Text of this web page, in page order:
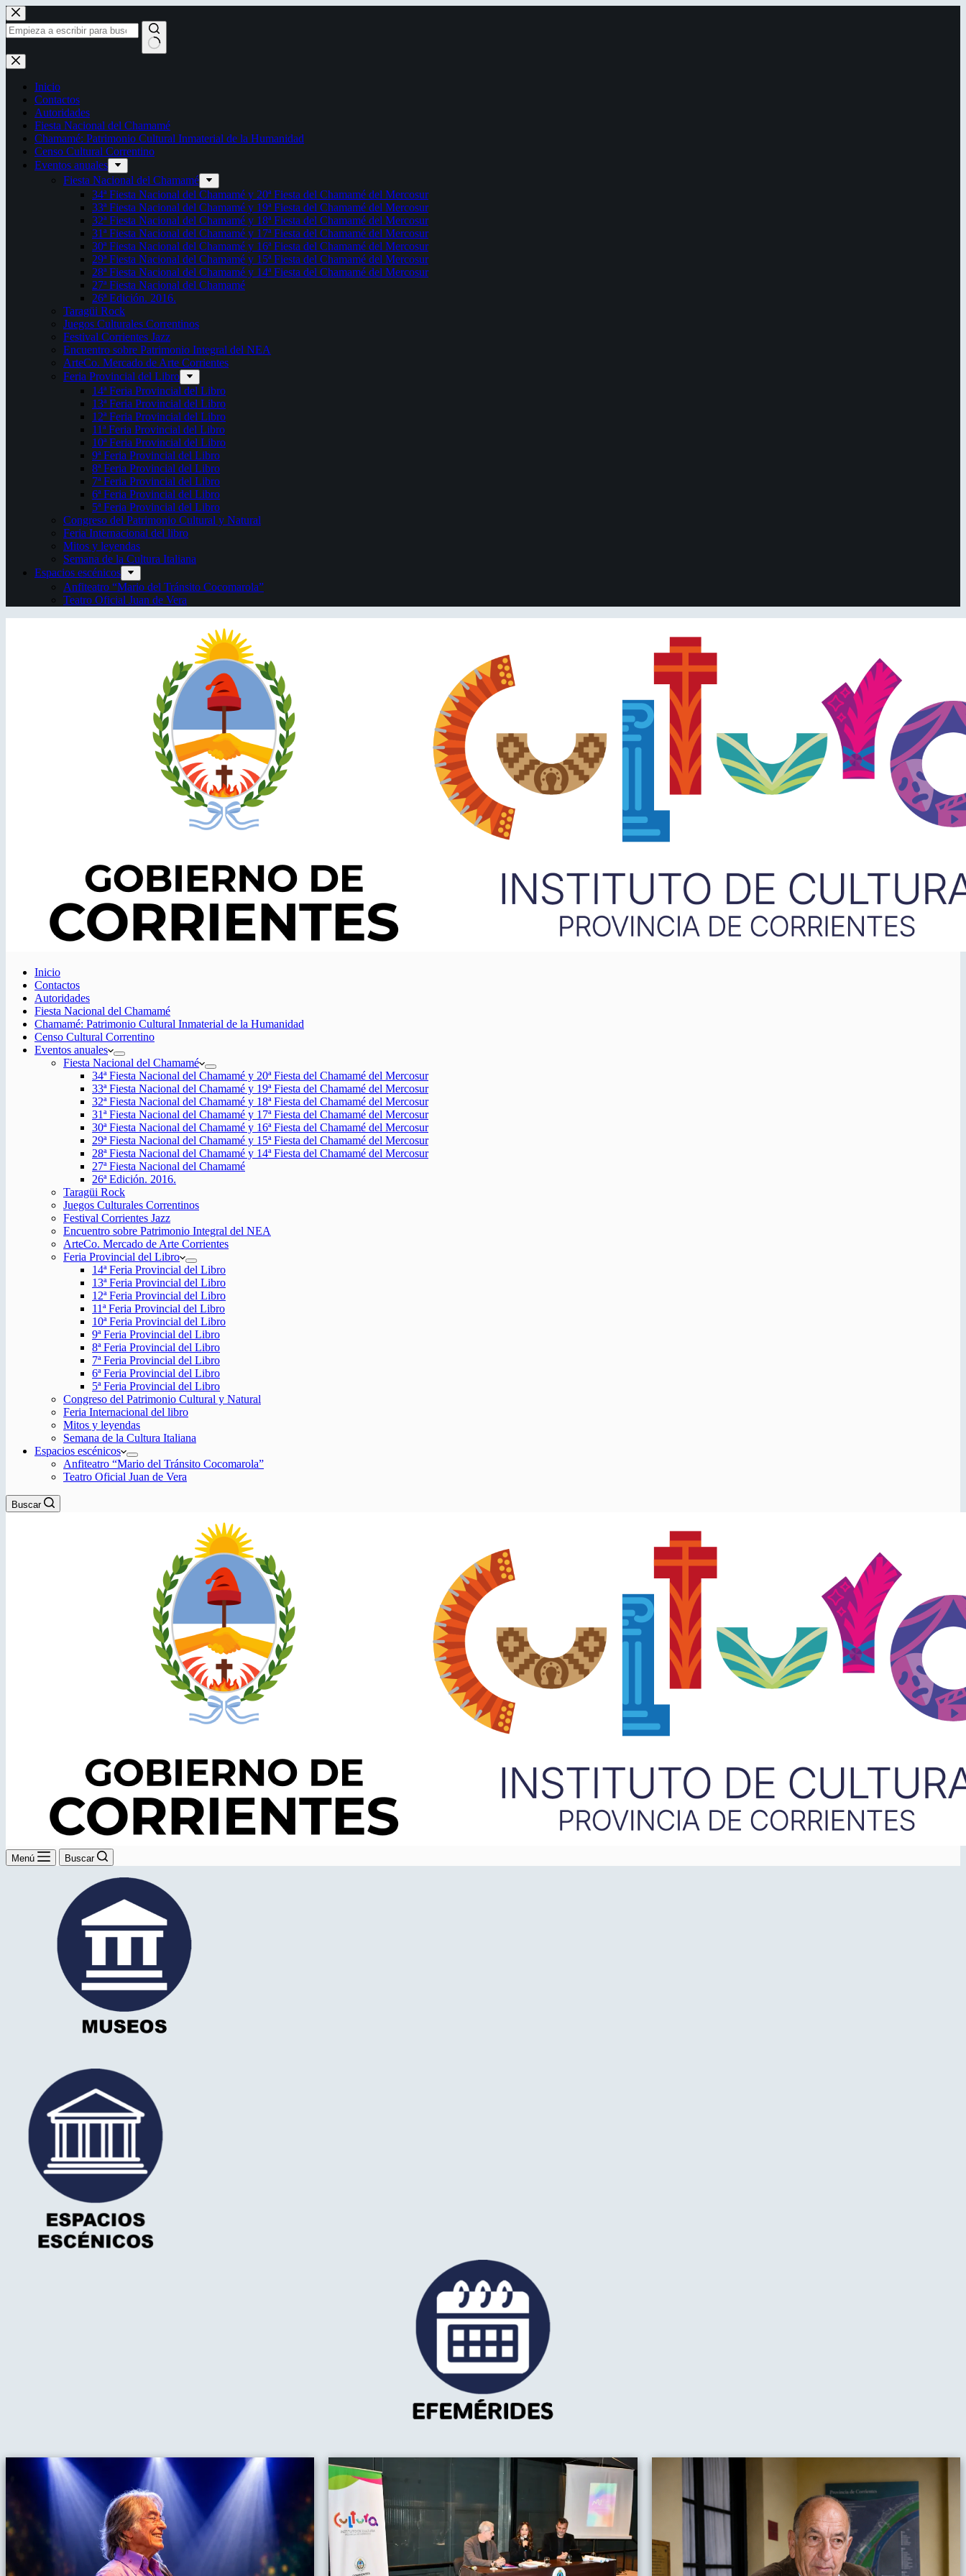
Saltar
al
contenido
Sin
resultados
Inicio
Contactos
Autoridades
Fiesta Nacional del Chamamé
Chamamé: Patrimonio Cultural Inmaterial de la Humanidad
Censo Cultural Correntino
Eventos anuales
Fiesta Nacional del Chamamé
34ª Fiesta Nacional del Chamamé y 20ª Fiesta del Chamamé del Mercosur
33ª Fiesta Nacional del Chamamé y 19ª Fiesta del Chamamé del Mercosur
32ª Fiesta Nacional del Chamamé y 18ª Fiesta del Chamamé del Mercosur
31ª Fiesta Nacional del Chamamé y 17ª Fiesta del Chamamé del Mercosur
30ª Fiesta Nacional del Chamamé y 16ª Fiesta del Chamamé del Mercosur
29ª Fiesta Nacional del Chamamé y 15ª Fiesta del Chamamé del Mercosur
28ª Fiesta Nacional del Chamamé y 14ª Fiesta del Chamamé del Mercosur
27ª Fiesta Nacional del Chamamé
26ª Edición. 2016.
Taragüi Rock
Juegos Culturales Correntinos
Festival Corrientes Jazz
Encuentro sobre Patrimonio Integral del NEA
ArteCo. Mercado de Arte Corrientes
Feria Provincial del Libro
14ª Feria Provincial del Libro
13ª Feria Provincial del Libro
12ª Feria Provincial del Libro
11ª Feria Provincial del Libro
10ª Feria Provincial del Libro
9ª Feria Provincial del Libro
8ª Feria Provincial del Libro
7ª Feria Provincial del Libro
6ª Feria Provincial del Libro
5ª Feria Provincial del Libro
Congreso del Patrimonio Cultural y Natural
Feria Internacional del libro
Mitos y leyendas
Semana de la Cultura Italiana
Espacios escénicos
Anfiteatro “Mario del Tránsito Cocomarola”
Teatro Oficial Juan de Vera
Inicio
Contactos
Autoridades
Fiesta Nacional del Chamamé
Chamamé: Patrimonio Cultural Inmaterial de la Humanidad
Censo Cultural Correntino
Eventos anuales
Fiesta Nacional del Chamamé
34ª Fiesta Nacional del Chamamé y 20ª Fiesta del Chamamé del Mercosur
33ª Fiesta Nacional del Chamamé y 19ª Fiesta del Chamamé del Mercosur
32ª Fiesta Nacional del Chamamé y 18ª Fiesta del Chamamé del Mercosur
31ª Fiesta Nacional del Chamamé y 17ª Fiesta del Chamamé del Mercosur
30ª Fiesta Nacional del Chamamé y 16ª Fiesta del Chamamé del Mercosur
29ª Fiesta Nacional del Chamamé y 15ª Fiesta del Chamamé del Mercosur
28ª Fiesta Nacional del Chamamé y 14ª Fiesta del Chamamé del Mercosur
27ª Fiesta Nacional del Chamamé
26ª Edición. 2016.
Taragüi Rock
Juegos Culturales Correntinos
Festival Corrientes Jazz
Encuentro sobre Patrimonio Integral del NEA
ArteCo. Mercado de Arte Corrientes
Feria Provincial del Libro
14ª Feria Provincial del Libro
13ª Feria Provincial del Libro
12ª Feria Provincial del Libro
11ª Feria Provincial del Libro
10ª Feria Provincial del Libro
9ª Feria Provincial del Libro
8ª Feria Provincial del Libro
7ª Feria Provincial del Libro
6ª Feria Provincial del Libro
5ª Feria Provincial del Libro
Congreso del Patrimonio Cultural y Natural
Feria Internacional del libro
Mitos y leyendas
Semana de la Cultura Italiana
Espacios escénicos
Anfiteatro “Mario del Tránsito Cocomarola”
Teatro Oficial Juan de Vera
Buscar
Menú Buscar